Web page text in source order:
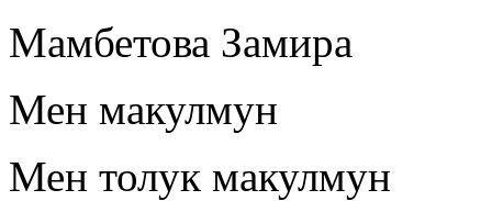
Мамбетова Замира
Мен макулмун
Мен толук макулмун